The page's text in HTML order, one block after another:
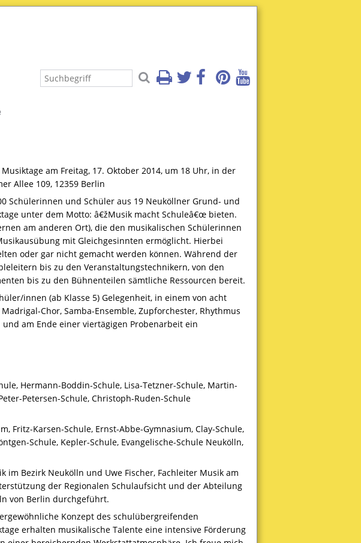
am Freitag, 17. Oktober 2014, um 18 Uhr, in der
Allee 109, 12359 Berlin
Schülerinnen und Schüler aus 19 Neuköllner Grund- und
unter dem Motto: â€žMusik macht Schuleâ€œ bieten.
am anderen Ort), die den musikalischen Schülerinnen
mit Gleichgesinnten ermöglicht. Hierbei
oder gar nicht gemacht werden können. Während der
bis zu den Veranstaltungstechnikern, von den
bis zu den Bühnenteilen sämtliche Ressourcen bereit.
innen (ab Klasse 5) Gelegenheit, in einem von acht
Chor, Samba-Ensemble, Zupforchester, Rhythmus
am Ende einer viertägigen Probenarbeit ein
Hermann-Boddin-Schule, Lisa-Tetzner-Schule, Martin-
Petersen-Schule, Christoph-Ruden-Schule
Fritz-Karsen-Schule, Ernst-Abbe-Gymnasium, Clay-Schule,
Schule, Kepler-Schule, Evangelische-Schule Neukölln,
Bezirk Neukölln und Uwe Fischer, Fachleiter Musik am
der Regionalen Schulaufsicht und der Abteilung
von Berlin durchgeführt.
Konzept des schulübergreifenden
erhalten musikalische Talente eine intensive Förderung